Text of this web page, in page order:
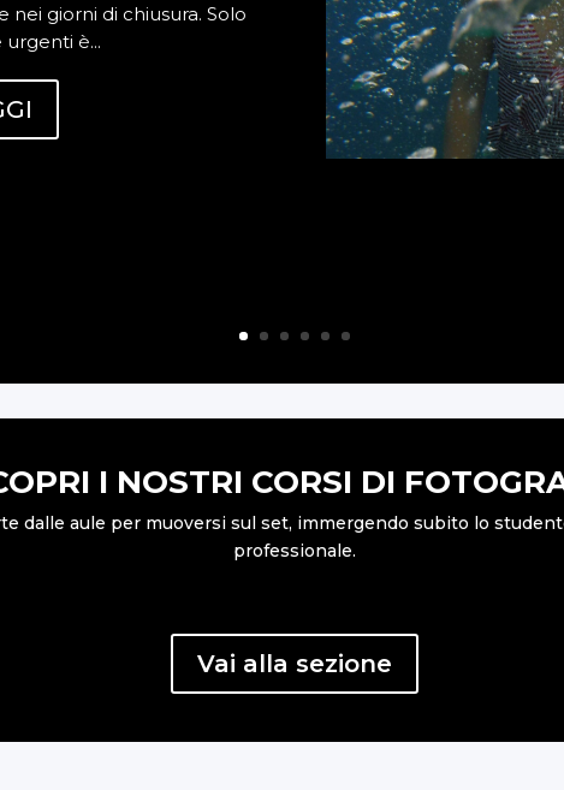
giorni di chiusura. Solo
è...
I NOSTRI CORSI DI
dalle aule per muoversi sul set, immergendo subito lo
professionale.
Vai alla sezione